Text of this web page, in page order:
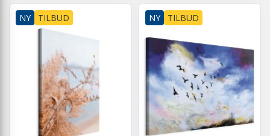
NY TILBUD NY TILBUD